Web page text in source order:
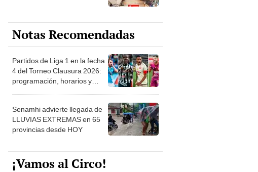
Notas Recomendadas
Partidos de Liga 1 en la fecha
4 del Torneo Clausura 2026:
programación, horarios y
Senamhi advierte llegada de
LLUVIAS EXTREMAS en 65
provincias desde HOY
¡Vamos al Circo!